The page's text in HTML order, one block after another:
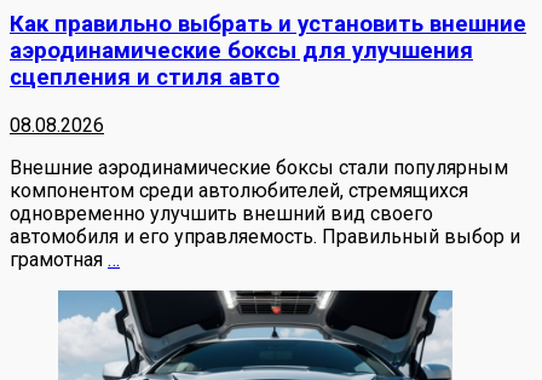
Как правильно выбрать и установить внешние
аэродинамические боксы для улучшения
сцепления и стиля авто
08.08.2026
Внешние аэродинамические боксы стали популярным
компонентом среди автолюбителей, стремящихся
одновременно улучшить внешний вид своего
автомобиля и его управляемость. Правильный выбор и
грамотная …